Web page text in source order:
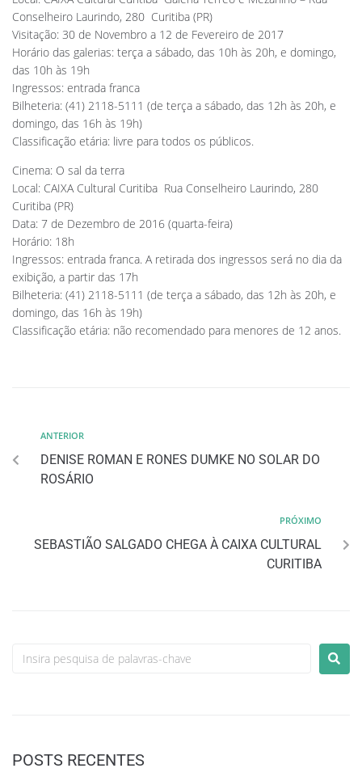
Conselheiro Laurindo, 280  Curitiba (PR)
Visitação: 30 de Novembro a 12 de Fevereiro de 2017
Horário das galerias: terça a sábado, das 10h às 20h, e domingo,
das 10h às 19h
Ingressos: entrada franca
Bilheteria: (41) 2118-5111 (de terça a sábado, das 12h às 20h, e
domingo, das 16h às 19h)
Classificação etária: livre para todos os públicos.
Cinema: O sal da terra
Local: CAIXA Cultural Curitiba  Rua Conselheiro Laurindo, 280 
Curitiba (PR)
Data: 7 de Dezembro de 2016 (quarta-feira)
Horário: 18h
Ingressos: entrada franca. A retirada dos ingressos será no dia da
exibição, a partir das 17h
Bilheteria: (41) 2118-5111 (de terça a sábado, das 12h às 20h, e
domingo, das 16h às 19h)
Classificação etária: não recomendado para menores de 12 anos.
ANTERIOR
DENISE ROMAN E RONES DUMKE NO SOLAR DO
ROSÁRIO
PRÓXIMO
SEBASTIÃO SALGADO CHEGA À CAIXA CULTURAL
CURITIBA
POSTS RECENTES